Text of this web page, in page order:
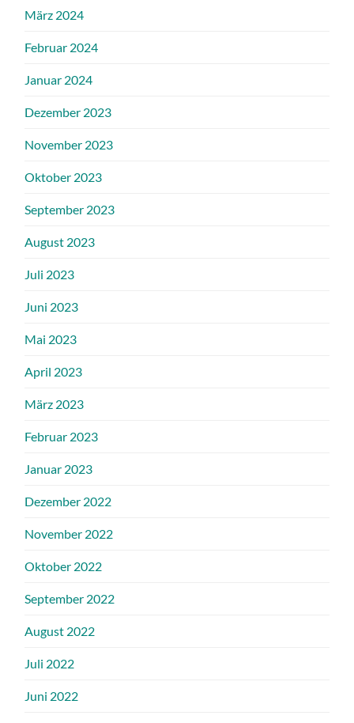
März 2024
Februar 2024
Januar 2024
Dezember 2023
November 2023
Oktober 2023
September 2023
August 2023
Juli 2023
Juni 2023
Mai 2023
April 2023
März 2023
Februar 2023
Januar 2023
Dezember 2022
November 2022
Oktober 2022
September 2022
August 2022
Juli 2022
Juni 2022